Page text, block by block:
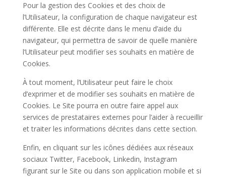
Pour la gestion des Cookies et des choix de
l’Utilisateur, la configuration de chaque navigateur est
différente. Elle est décrite dans le menu d’aide du
navigateur, qui permettra de savoir de quelle manière
l’Utilisateur peut modifier ses souhaits en matière de
Cookies.
À tout moment, l’Utilisateur peut faire le choix
d’exprimer et de modifier ses souhaits en matière de
Cookies. Le Site pourra en outre faire appel aux
services de prestataires externes pour l’aider à recueillir
et traiter les informations décrites dans cette section.
Enfin, en cliquant sur les icônes dédiées aux réseaux
sociaux Twitter, Facebook, Linkedin, Instagram
figurant sur le Site ou dans son application mobile et si